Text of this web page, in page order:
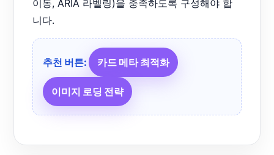
이동, ARIA 라벨링)을 충족하도록 구성해야 합
니다.
추천 버튼: 카드 메타 최적화
이미지 로딩 전략